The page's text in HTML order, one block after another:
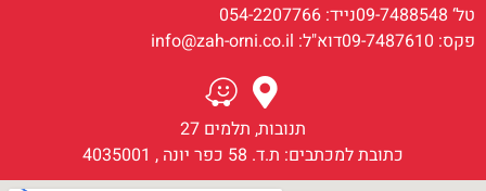
טל‘ 09-7488548
נייד: 054-2207766
פקס: 09-7487610
דוא"ל: info@zah-orni.co.il
תנובות, תלמים 27
כתובת למכתבים: ת.ד. 58 כפר יונה , 4035001